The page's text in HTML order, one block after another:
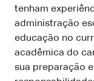
tenham
administração
educação no
acadêmica do
sua preparação